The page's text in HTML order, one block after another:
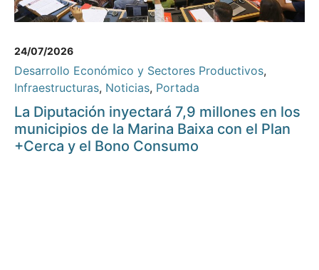
24/07/2026
Desarrollo Económico y Sectores Productivos,
Infraestructuras, Noticias, Portada
La Diputación inyectará 7,9 millones en los
municipios de la Marina Baixa con el Plan
+Cerca y el Bono Consumo